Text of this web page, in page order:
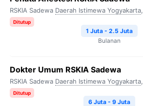
RSKIA Sadewa Daerah Istimewa Yogyakarta,
Ditutup
1 Juta - 2.5 Juta
Bulanan
Dokter Umum RSKIA Sadewa
RSKIA Sadewa Daerah Istimewa Yogyakarta,
Ditutup
6 Juta - 9 Juta